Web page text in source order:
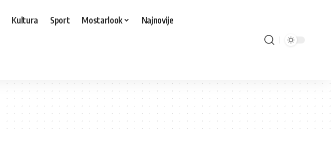
Kultura Sport Mostarlook Najnovije